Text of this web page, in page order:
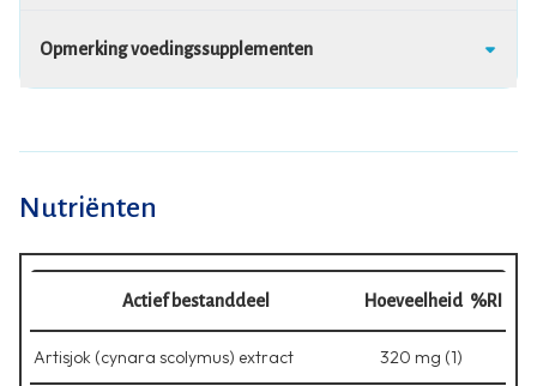
Opmerking voedingssupplementen
Nutriënten
Actief bestanddeel Hoeveelheid %RI
Artisjok (cynara scolymus) extract 320 mg (1)